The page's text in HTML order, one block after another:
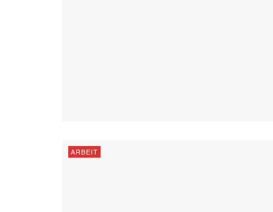
ARBEIT